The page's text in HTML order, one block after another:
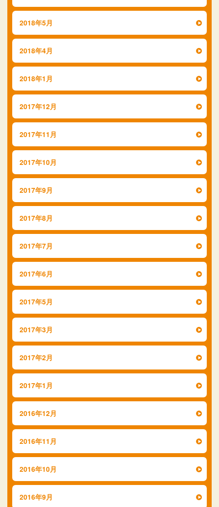
2018年5月
2018年4月
2018年1月
2017年12月
2017年11月
2017年10月
2017年9月
2017年8月
2017年7月
2017年6月
2017年5月
2017年3月
2017年2月
2017年1月
2016年12月
2016年11月
2016年10月
2016年9月